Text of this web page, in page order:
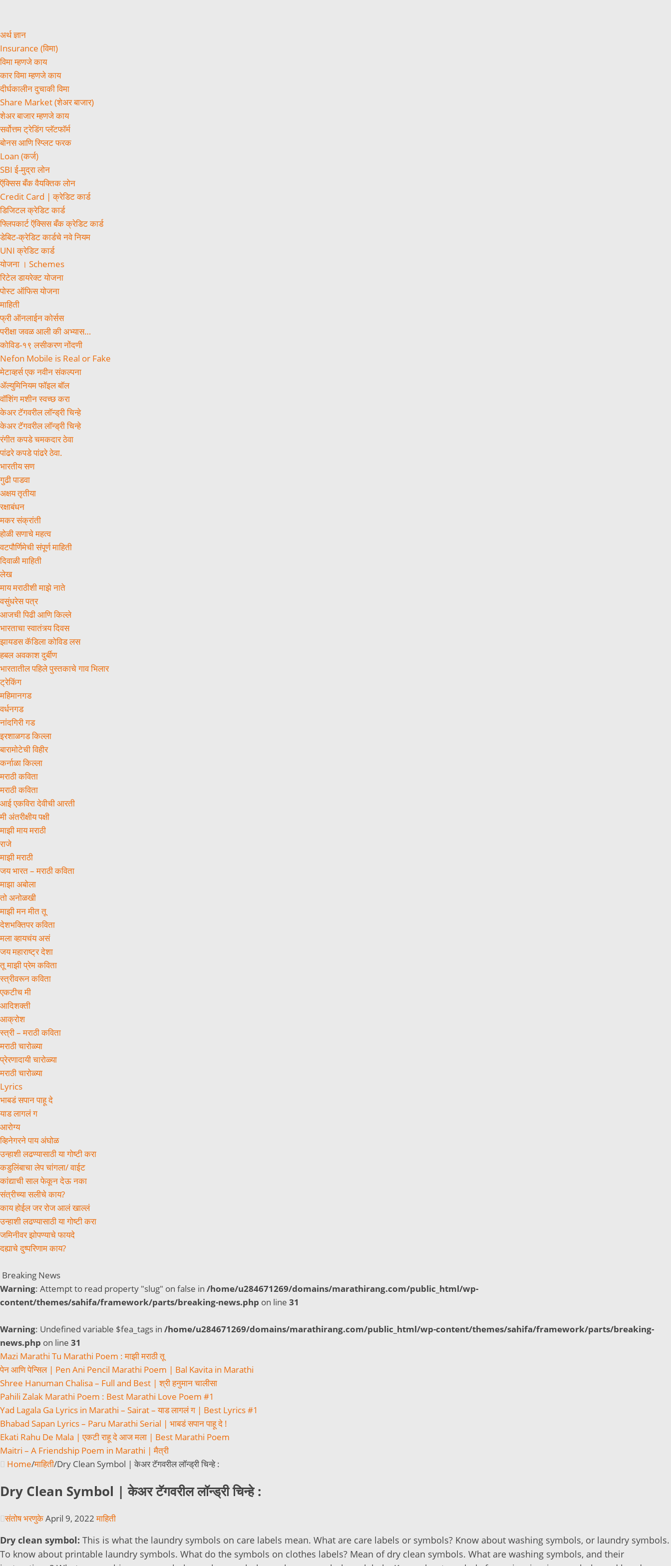
अर्थ ज्ञान
Insurance (विमा)
विमा म्हणजे काय
कार विमा म्हणजे काय
दीर्घकालीन दुचाकी विमा
Share Market (शेअर बाजार)
शेअर बाजार म्हणजे काय
सर्वोत्तम ट्रेडिंग प्लॅटफॉर्म
बोनस आणि स्प्लिट फरक
Loan (कर्ज)
SBI ई-मुद्रा लोन
ऍक्सिस बँक वैयक्तिक लोन
Credit Card | क्रेडिट कार्ड
डिजिटल क्रेडिट कार्ड
फ्लिपकार्ट ऍक्सिस बँक क्रेडिट कार्ड
डेबिट-क्रेडिट कार्डचे नवे नियम
UNI क्रेडिट कार्ड
योजना । Schemes
रिटेल डायरेक्ट योजना
पोस्ट ऑफिस योजना
माहिती
फ्री ऑनलाईन कोर्सस
परीक्षा जवळ आली की अभ्यास…
कोविड-१९ लसीकरण नोंदणी
Nefon Mobile is Real or Fake
मेटाव्हर्स एक नवीन संकल्पना
ॲल्युमिनियम फॉइल बॉल
वॉशिंग मशीन स्वच्छ करा
केअर टॅगवरील लॉन्ड्री चिन्हे
केअर टॅगवरील लॉन्ड्री चिन्हे
रंगीत कपडे चमकदार ठेवा
पांढरे कपडे पांढरे ठेवा.
भारतीय सण
गुढी पाडवा
अक्षय तृतीया
रक्षाबंधन
मकर संक्रांती
होळी सणाचे महत्व
वटपौर्णिमेची संपूर्ण माहिती
दिवाळी माहिती
लेख
माय मराठीशी माझे नाते
वसुंधरेस पत्र
आजची पिढी आणि किल्ले
भारताचा स्वातंत्र्य दिवस
झायडस कॅडिला कोविड लस
हबल अवकाश दुर्बीण
भारतातील पहिले पुस्तकाचे गाव भिलार
ट्रेकिंग
महिमानगड
वर्धनगड
नांदगिरी गड
इरशाळगड किल्ला
बारामोटेची विहीर
कर्नाळा किल्ला
मराठी कविता
मराठी कविता
आई एकविरा देवीची आरती
मी अंतरीक्षीय पक्षी
माझी माय मराठी
राजे
माझी मराठी
जय भारत – मराठी कविता
माझा अबोला
तो अनोळखी
माझी मन मीत तू
देशभक्तिपर कविता
मला व्हायचंय असं
जय महाराष्ट्र देशा
तू माझी प्रेम कविता
स्त्रीवरून कविता
एकटीच मी
आदिशक्ती
आक्रोश
स्त्री – मराठी कविता
मराठी चारोळ्या
प्रेरणादायी चारोळ्या
मराठी चारोळ्या
Lyrics
भाबडं सपान पाहू दे
याड लागलं ग
आरोग्य
व्हिनेगरने पाय अंघोळ
उन्हाशी लढण्यासाठी या गोष्टी करा
कडुलिंबाचा लेप चांगला/ वाईट
कांद्याची साल फेकून देऊ नका
संत्रीच्या सलीचे काय?
काय होईल जर रोज आलं खाल्लं
उन्हाशी लढण्यासाठी या गोष्टी करा
जमिनीवर झोपण्याचे फायदे
दह्याचे दुष्परिणाम काय?
Breaking News
Warning: Attempt to read property "slug" on false in /home/u284671269/domains/marathirang.com/public_html/wp-
content/themes/sahifa/framework/parts/breaking-news.php on line 31
Warning: Undefined variable $fea_tags in /home/u284671269/domains/marathirang.com/public_html/wp-content/themes/sahifa/framework/parts/breaking-
news.php on line 31
Mazi Marathi Tu Marathi Poem : माझी मराठी तू
पेन आणि पेन्सिल | Pen Ani Pencil Marathi Poem | Bal Kavita in Marathi
Shree Hanuman Chalisa – Full and Best | श्री हनुमान चालीसा
Pahili Zalak Marathi Poem : Best Marathi Love Poem #1
Yad Lagala Ga Lyrics in Marathi – Sairat – याड लागलं ग | Best Lyrics #1
Bhabad Sapan Lyrics – Paru Marathi Serial | भाबडं सपान पाहू दे !
Ekati Rahu De Mala | एकटी राहू दे आज मला | Best Marathi Poem
Maitri – A Friendship Poem in Marathi | मैत्री
Home/माहिती/Dry Clean Symbol | केअर टॅगवरील लॉन्ड्री चिन्हे :
Dry Clean Symbol | केअर टॅगवरील लॉन्ड्री चिन्हे :
संतोष भरणुकेApril 9, 2022 माहिती
Dry clean symbol: This is what the laundry symbols on care labels mean. What are care labels or symbols? Know about washing symbols, or laundry symbols.
To know about printable laundry symbols. What do the symbols on clothes labels? Mean of dry clean symbols. What are washing symbols, and their